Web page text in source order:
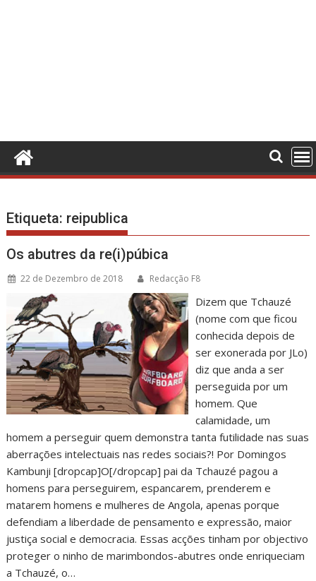
Etiqueta: reipublica
Os abutres da re(i)púbica
22 de Dezembro de 2018 Redacção F8
Dizem que Tchauzé
(nome com que ficou
conhecida depois de
ser exonerada por JLo)
diz que anda a ser
perseguida por um
homem. Que
calamidade, um
homem a perseguir quem demonstra tanta futilidade nas suas
aberrações intelectuais nas redes sociais?! Por Domingos
Kambunji [dropcap]O[/dropcap] pai da Tchauzé pagou a
homens para perseguirem, espancarem, prenderem e
matarem homens e mulheres de Angola, apenas porque
defendiam a liberdade de pensamento e expressão, maior
justiça social e democracia. Essas acções tinham por objectivo
proteger o ninho de marimbondos-abutres onde enriqueciam
a Tchauzé, o…